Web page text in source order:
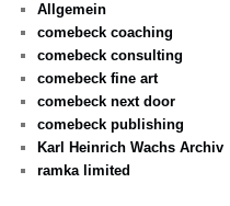
Allgemein
comebeck coaching
comebeck consulting
comebeck fine art
comebeck next door
comebeck publishing
Karl Heinrich Wachs Archiv
ramka limited